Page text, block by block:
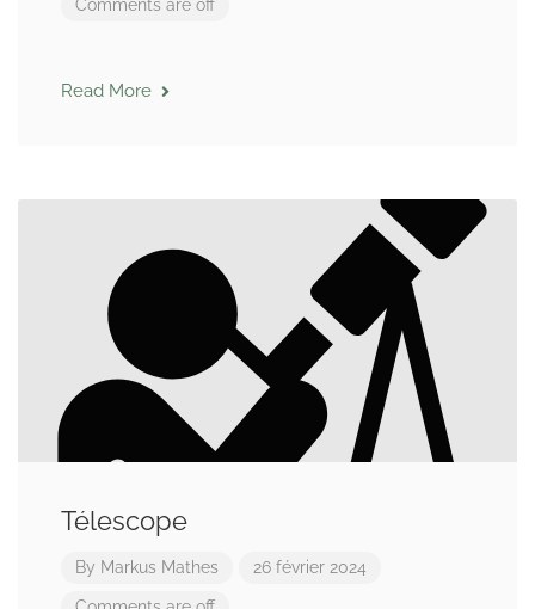
Comments are off
Read More
Télescope
By Markus Mathes 26 février 2024